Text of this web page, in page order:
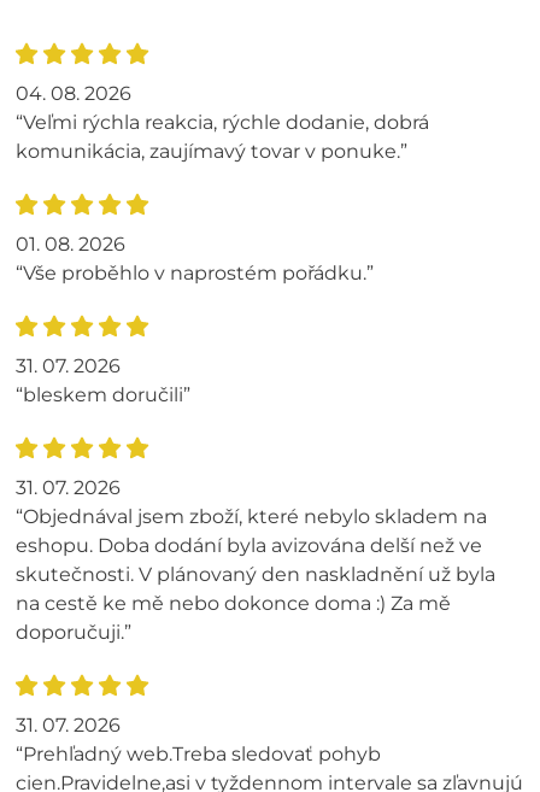
04. 08. 2026
“Veľmi rýchla reakcia, rýchle dodanie, dobrá
komunikácia, zaujímavý tovar v ponuke.”
01. 08. 2026
“Vše proběhlo v naprostém pořádku.”
31. 07. 2026
“bleskem doručili”
31. 07. 2026
“Objednával jsem zboží, které nebylo skladem na
eshopu. Doba dodání byla avizována delší než ve
skutečnosti. V plánovaný den naskladnění už byla
na cestě ke mě nebo dokonce doma :) Za mě
doporučuji.”
31. 07. 2026
“Prehľadný web.Treba sledovať pohyb
cien.Pravidelne,asi v tyždennom intervale sa zľavnujú